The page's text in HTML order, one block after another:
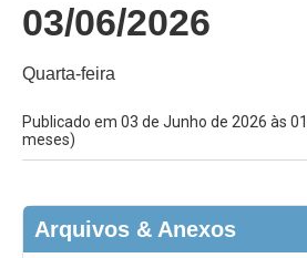
03/06/2026
Quarta-feira
Publicado em 03 de Junho de 2026 às
meses)
Arquivos & Anexos